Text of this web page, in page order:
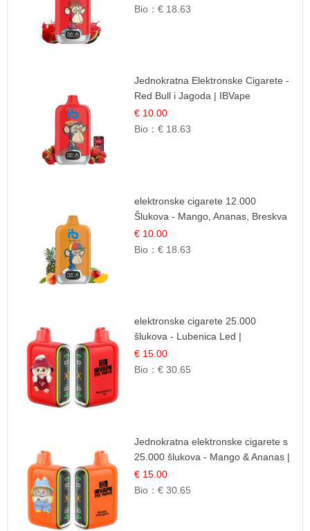
Bio：€ 18.63
Jednokratna Elektronske Cigarete -
Red Bull i Jagoda | IBVape
€ 10.00
Bio：€ 18.63
elektronske cigarete 12.000
Šlukova - Mango, Ananas, Breskva
| Tropska Voćna Mješavina
€ 10.00
Bio：€ 18.63
elektronske cigarete 25.000
šlukova - Lubenica Led |
Osježavajući Ljetni Okus
€ 15.00
Bio：€ 30.65
Jednokratna elektronske cigarete s
25.000 šlukova - Mango & Ananas |
Egzotična Voćna Mješavina
€ 15.00
Bio：€ 30.65